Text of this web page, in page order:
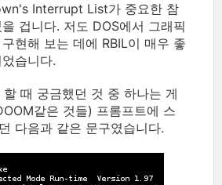
Interrupt List가 중요한 참
겁니다. 저도 DOS에서 그래픽
현해 보는 데에 RBIL이 매우 좋
습니다.
때 궁금했던 것 중 하나는 게
같은 것들) 프롬프트에 스
다음과 같은 문구였습니다.